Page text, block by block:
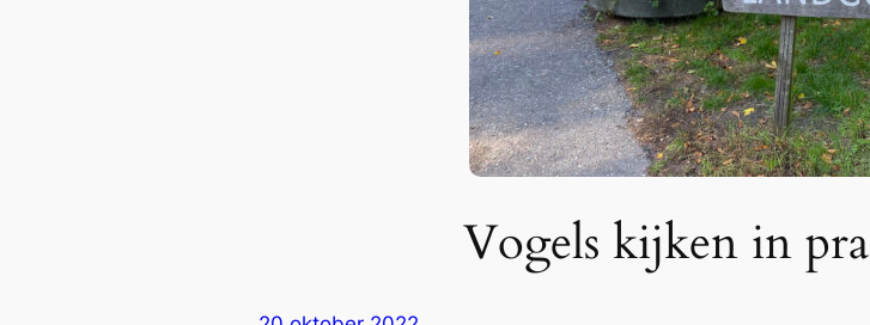
Vogels kijken in